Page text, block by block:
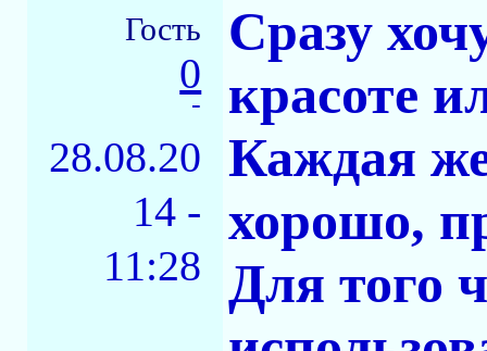
Гость
0
-
28.08.20
14 -
11:28
Сразу
красоте
Каждая
хорошо,
Для того